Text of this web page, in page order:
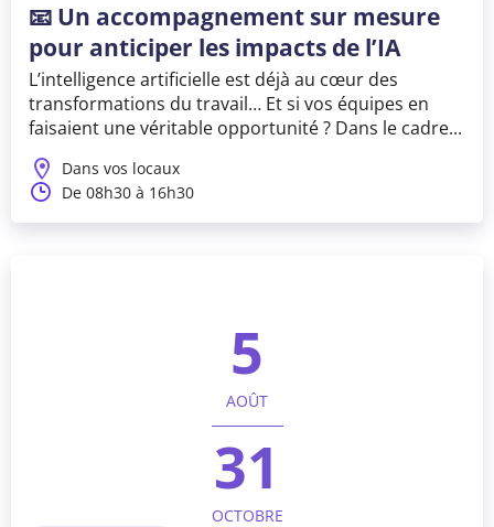
📧 Un accompagnement sur mesure
pour anticiper les impacts de l’IA
L’intelligence artificielle est déjà au cœur des
transformations du travail… Et si vos équipes en
faisaient une véritable opportunité ? Dans le cadre...
Dans vos locaux
De 08h30 à 16h30
5
AOÛT
31
OCTOBRE